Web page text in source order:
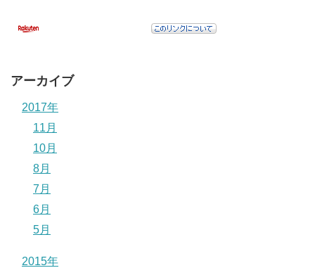
アーカイブ
2017年
11月
10月
8月
7月
6月
5月
2015年